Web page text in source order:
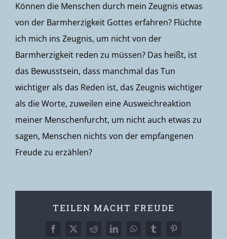
Können die Menschen durch mein Zeugnis etwas
von der Barmherzigkeit Gottes erfahren? Flüchte
ich mich ins Zeugnis, um nicht von der
Barmherzigkeit reden zu müssen? Das heißt, ist
das Bewusstsein, dass manchmal das Tun
wichtiger als das Reden ist, das Zeugnis wichtiger
als die Worte, zuweilen eine Ausweichreaktion
meiner Menschenfurcht, um nicht auch etwas zu
sagen, Menschen nichts von der empfangenen
Freude zu erzählen?
TEILEN MACHT FREUDE
Facebook
X RedditLinkedInWhatsAppTumblrPinterest